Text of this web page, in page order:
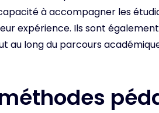
à accompagner les
expérience. Ils sont
au long du parcours